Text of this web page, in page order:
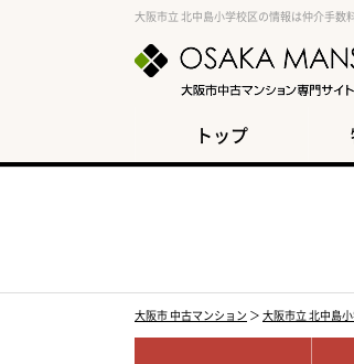
大阪市立 北中島小学校区の情報は仲介手数
トップ
大阪市 中古マンション ＞ 大阪市立 北中島